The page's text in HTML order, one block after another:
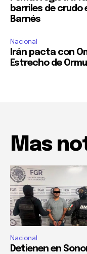
barriles de crudo
Barnés
Nacional
Irán pacta con
Estrecho de
Mas
Nacional
Detienen en